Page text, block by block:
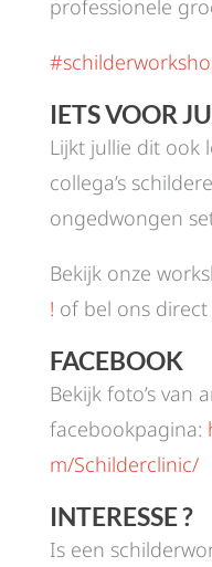
professionele
IETS VOOR
Lijkt jullie dit ook
collega’s
ongedwongen
Bekijk onze
! of bel ons direct
FACEBOOK
Bekijk foto’s van
facebookpagina:
m/Schilderclinic/
INTERESSE ?
Is een